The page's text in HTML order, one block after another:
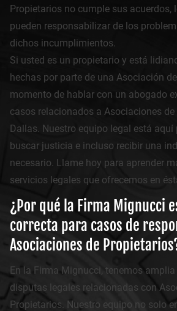
Propietarios no cumple sus acuerdos,
pueden responsabilizar de los
dichos incumplimientos.
Si usted es un propietario y está
hechas por parte de una Asociación
momento de hablar con un abogado
casos relacionados a Asociaciones
Dallas. Nuestro equipo legal está aquí
buscar justicia e incluso recibir una
necesario. Llame hoy para aprender
servicios legales que ofrecemos en
¿Por qué la Firma Mignucci
correcta para casos de
Asociaciones de
En la Firma Mignucci, tenemos amplia
disputas legales relacionadas con
Propietarios. Nuestro equipo no solo